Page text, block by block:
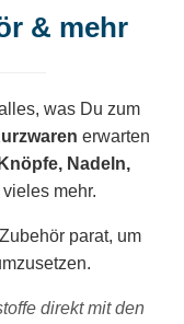
& mehr
was Du zum
erwarten
Nadeln,
vieles mehr.
parat, um
direkt mit den